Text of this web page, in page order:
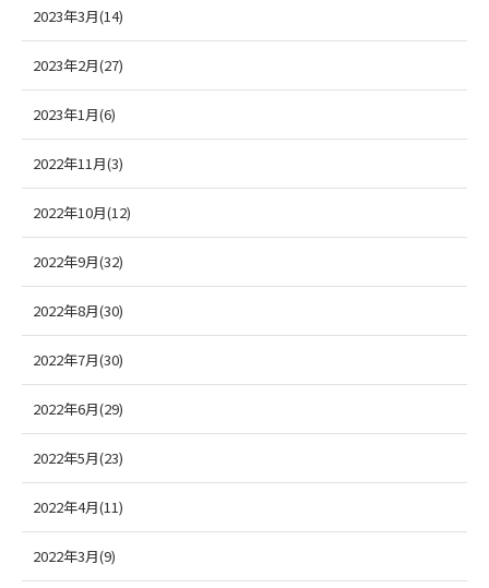
2023年3月(14)
2023年2月(27)
2023年1月(6)
2022年11月(3)
2022年10月(12)
2022年9月(32)
2022年8月(30)
2022年7月(30)
2022年6月(29)
2022年5月(23)
2022年4月(11)
2022年3月(9)